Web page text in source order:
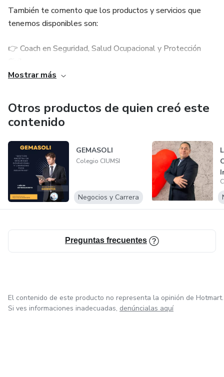
También te comento que los productos y servicios que
tenemos disponibles son:
👉 Coach en Seguridad, Salud Ocupacional y Protección
👉 Cursos presenciales
👉 Certificaciones ante CONOCER-SEP
Para cualquier duda y cotización recuerda que el número de
WhatsApp es
https://ciumsi.kyvio.com/
Mostrar más
Otros productos de quien creó este
contenido
GEMASOLI
Colegio CIUMSI
Negocios y Carrera
Preguntas frecuentes
El contenido de este producto no representa la opinión de Hotmart.
Si ves informaciones inadecuadas, denúncialas aquí